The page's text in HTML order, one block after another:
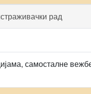
рад
самосталне